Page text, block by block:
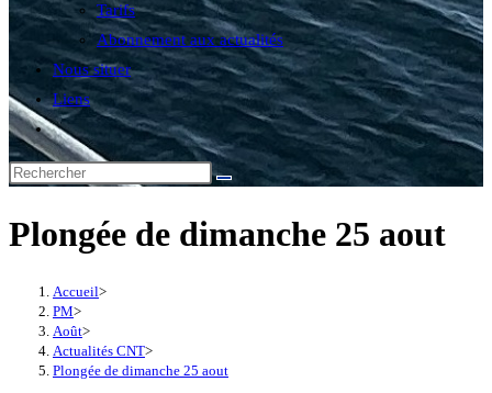
Tarifs
Abonnement aux actualités
Nous situer
Liens
Toggle
website
search
Plongée de dimanche 25 aout
Accueil>
PM>
Août>
Actualités CNT>
Plongée de dimanche 25 aout